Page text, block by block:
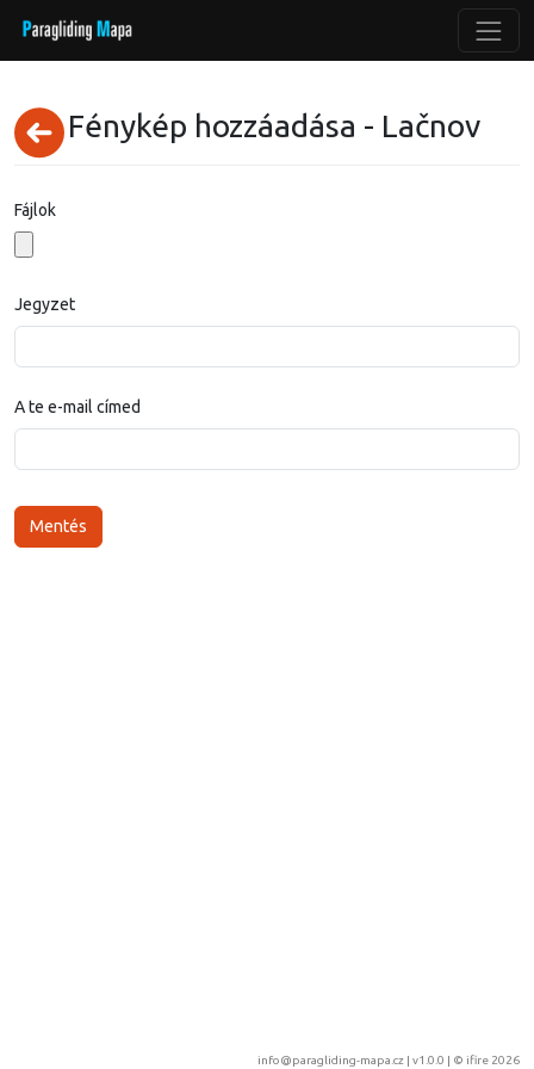
Fénykép hozzáadása - Lačnov
Fájlok
Jegyzet
A te e-mail címed
info@paragliding-mapa.cz | v1.0.0 | © ifire 2026